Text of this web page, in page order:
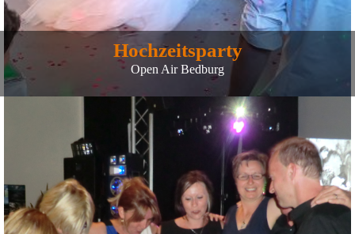
Hochzeitsparty
Open Air Bedburg